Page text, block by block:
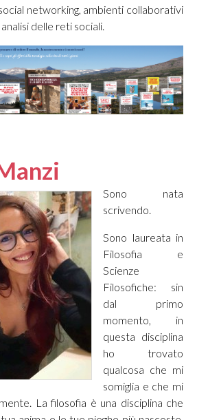
networking, ambienti collaborativi
delle reti sociali.
Sono nata
scrivendo.
Sono laureata in
Filosofia e
Scienze
Filosofiche: sin
dal primo
momento, in
questa disciplina
ho trovato
qualcosa che mi
somiglia e che mi
La filosofia è una disciplina che